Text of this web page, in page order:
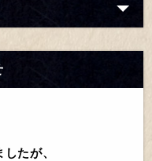
たが、